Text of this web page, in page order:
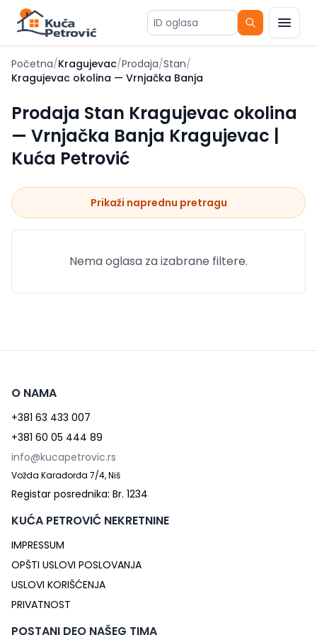
ID oglasa
Početna/Kragujevac/Prodaja/Stan/
Kragujevac okolina — Vrnjačka Banja
Prodaja Stan Kragujevac okolina
— Vrnjačka Banja Kragujevac |
Kuća Petrović
Prikaži naprednu pretragu
Nema oglasa za izabrane filtere.
O NAMA
+381 63 433 007
+381 60 05 444 89
info@kucapetrovic.rs
Vožda Karađorđa 7/4, Niš
Registar posrednika: Br. 1234
KUĆA PETROVIĆ NEKRETNINE
IMPRESSUM
OPŠTI USLOVI POSLOVANJA
USLOVI KORIŠĆENJA
PRIVATNOST
POSTANI DEO NAŠEG TIMA